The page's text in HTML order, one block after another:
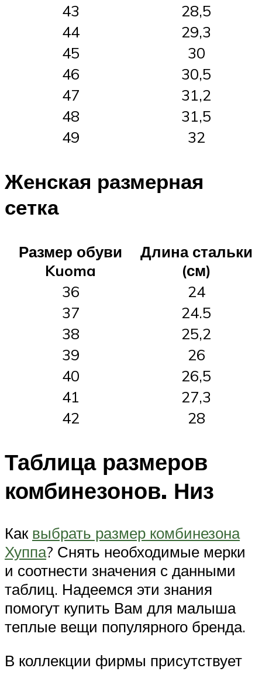
43
28,5
44
29,3
45
30
46
30,5
47
31,2
48
31,5
49
32
Женская размерная
сетка
Размер обуви
Kuoma
Длина стальки
(см)
36
24
37
24.5
38
25,2
39
26
40
26,5
41
27,3
42
28
Таблица размеров
комбинезонов. Низ
Как выбрать размер комбинезона
Хуппа? Снять необходимые мерки
и соотнести значения с данными
таблиц. Надеемся эти знания
помогут купить Вам для малыша
теплые вещи популярного бренда.
В коллекции фирмы присутствует